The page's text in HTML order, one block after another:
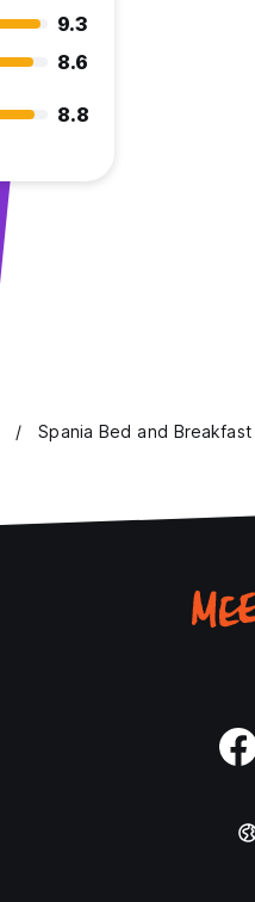
9.3
8.6
8.8
Spania Bed and Breakfast